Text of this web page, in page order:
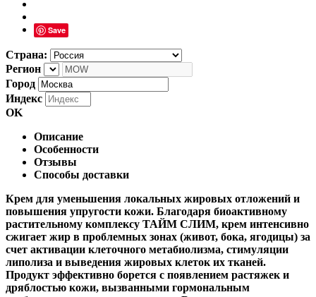
Save
Страна:
Регион
Город
Индекс
OK
Описание
Особенности
Отзывы
Способы доставки
Крем для уменьшения локальных жировых отложений и
повышения упругости кожи. Благодаря биоактивному
растительному комплексу ТАЙМ СЛИМ, крем интенсивно
сжигает жир в проблемных зонах (живот, бока, ягодицы) за
счет активации клеточного метабиолизма, стимуляции
липолиза и выведения жировых клеток их тканей.
Продукт эффективно борется с появлением растяжек и
дряблостью кожи, вызванными гормональным